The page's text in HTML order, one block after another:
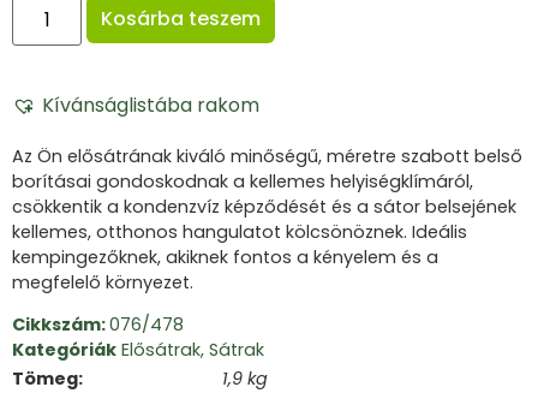
Kosárba teszem
Kívánságlistába rakom
Az Ön elősátrának kiváló minőségű, méretre szabott belső
borításai gondoskodnak a kellemes helyiségklímáról,
csökkentik a kondenzvíz képződését és a sátor belsejének
kellemes, otthonos hangulatot kölcsönöznek. Ideális
kempingezőknek, akiknek fontos a kényelem és a
megfelelő környezet.
Cikkszám:076/478
Kategóriák Elősátrak, Sátrak
Tömeg
1,9 kg